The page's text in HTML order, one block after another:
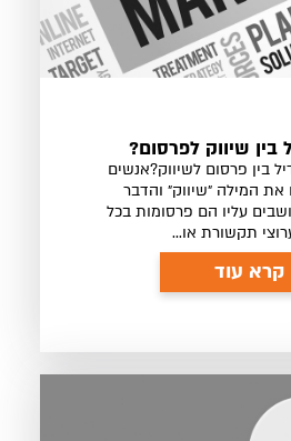
שיווק לפרסום?
בין פרסום לשיווק?אנשים
המילה ״שיווק״ והדבר
עליו הם פרסומות בכל
תקשורת או...
קרא עוד